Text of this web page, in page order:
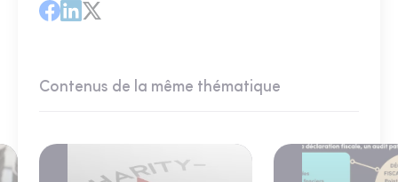
Contenus de la même thématique